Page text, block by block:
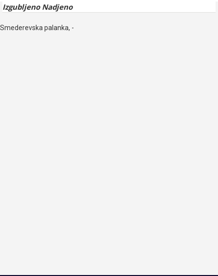
Izgubljeno Nadjeno
Smederevska palanka, -